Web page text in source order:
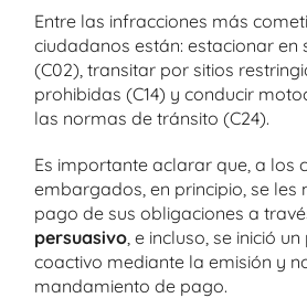
Entre las infracciones más
ciudadanos están: estacionar en
(C02), transitar por sitios
prohibidas (C14) y conducir
las normas de tránsito (C24).
Es importante aclarar que, a los
embargados, en principio, se les
pago de sus obligaciones a
persuasivo , e incluso, se inició
coactivo mediante la emisión y
mandamiento de pago.